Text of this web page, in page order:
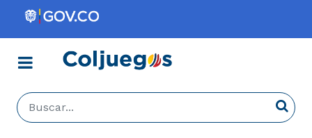
Coljuegos
Menú
Buscar...